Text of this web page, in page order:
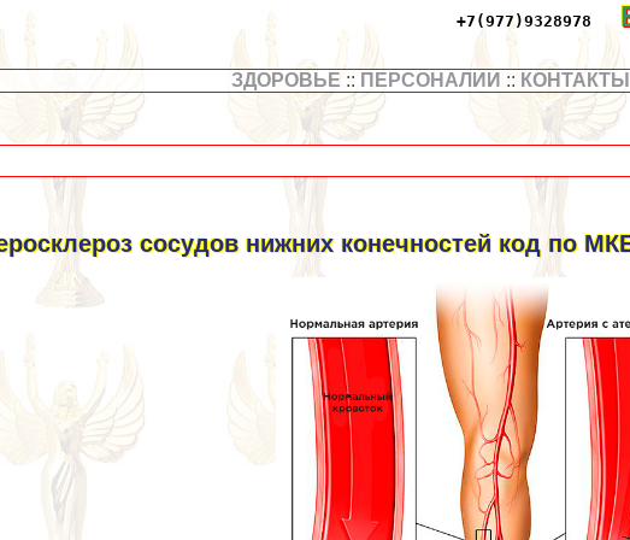
+7(977)9328978
ЗДОРОВЬЕ :: ПЕРСОНАЛИИ :: КОНТАКТЫ
сосудов нижних конечностей код по